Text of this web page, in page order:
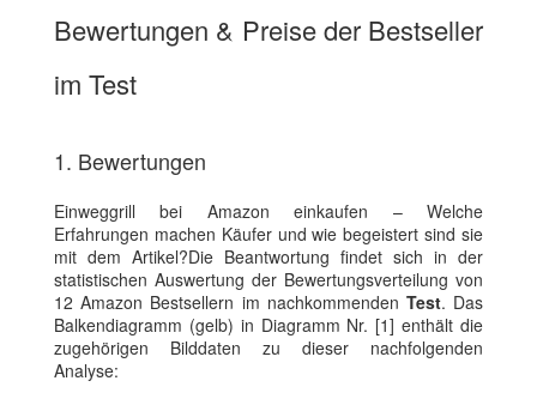
Bewertungen & Preise der Bestseller
im Test
1. Bewertungen
Einweggrill bei Amazon einkaufen – Welche
Erfahrungen machen Käufer und wie begeistert sind sie
mit dem Artikel?Die Beantwortung findet sich in der
statistischen Auswertung der Bewertungsverteilung von
12 Amazon Bestsellern im nachkommenden Test. Das
Balkendiagramm (gelb) in Diagramm Nr. [1] enthält die
zugehörigen Bilddaten zu dieser nachfolgenden
Analyse: